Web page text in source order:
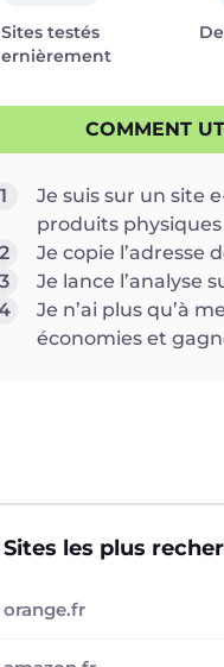
Sites testés
COMMENT
1
Je suis sur un site
produits physiques
Je copie l’adresse
Je lance l’analyse
Je n’ai plus qu’à
économies et
Sites les plus
orange.fr